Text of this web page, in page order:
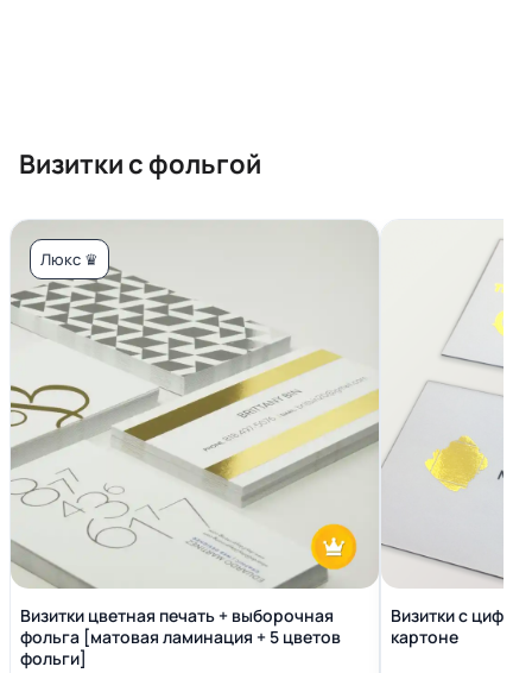
Визитки с фольгой
Люкс ♛
Визитки цветная печать + выборочная
фольга [матовая ламинация + 5 цветов
фольги]
Визитки с
картоне